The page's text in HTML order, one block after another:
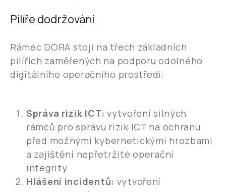
Pilíře dodržování
Rámec DORA stojí na třech základních
pilířích zaměřených na podporu odolného
digitálního operačního prostředí:
Správa rizik ICT: vytvoření silných
rámců pro správu rizik ICT na ochranu
před možnými kybernetickými hrozbami
a zajištění nepřetržité operační
integrity.
Hlášení incidentů: vytvoření